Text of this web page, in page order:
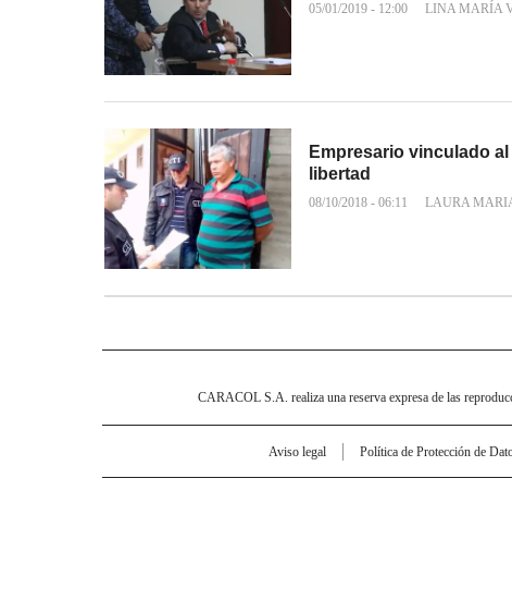
05/01/2019 - 12:00 LINA MARÍA
Empresario vinculado
libertad
08/10/2018 - 06:11 LAURA
CARACOL S.A. realiza una reserva expresa de las
Aviso legal Política de Protección de